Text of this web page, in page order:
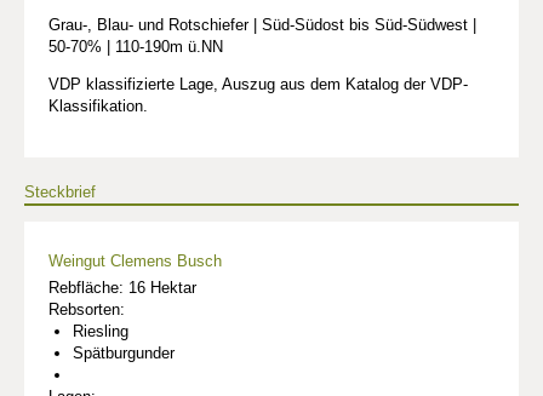
Grau-, Blau- und Rotschiefer | Süd-Südost bis Süd-Südwest |
50-70% | 110-190m ü.NN
VDP klassifizierte Lage, Auszug aus dem Katalog der VDP-
Klassifikation.
Steckbrief
Weingut Clemens Busch
Rebfläche: 16 Hektar
Rebsorten:
Riesling
Spätburgunder